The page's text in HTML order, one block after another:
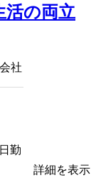
活の両立
社
勤
詳細を表示